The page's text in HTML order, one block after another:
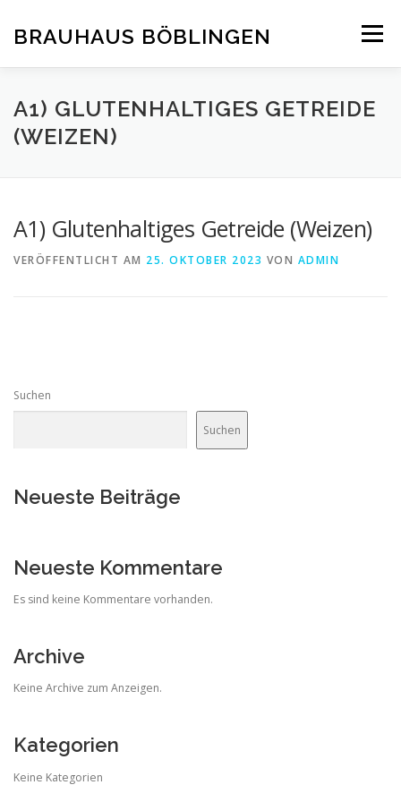
springen
BRAUHAUS BÖBLINGEN Menü
A1) GLUTENHALTIGES GETREIDE
(WEIZEN)
A1) Glutenhaltiges Getreide (Weizen)
VERÖFFENTLICHT AM 25. OKTOBER 2023 VON ADMIN
Suchen
Suchen
Neueste Beiträge
Neueste Kommentare
Es sind keine Kommentare vorhanden.
Archive
Keine Archive zum Anzeigen.
Kategorien
Keine Kategorien